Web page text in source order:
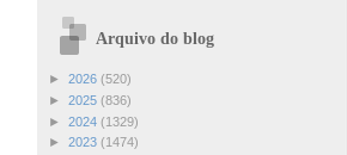
Arquivo do blog
► 2026 (520)
► 2025 (836)
► 2024 (1329)
► 2023 (1474)